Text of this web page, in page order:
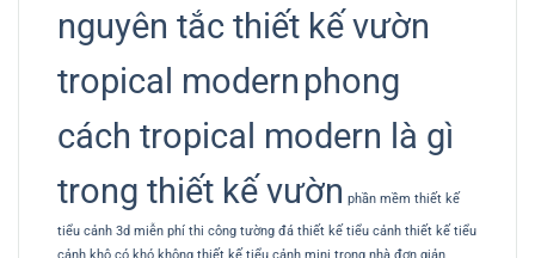
nguyên tắc thiết kế vườn
tropical modern phong
cách tropical modern là gì
trong thiết kế vườn phần mềm thiết kế
tiểu cảnh 3d miễn phí thi công tường đá thiết kế tiểu cảnh thiết kế tiểu